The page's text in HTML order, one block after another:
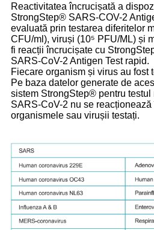
Reactivitatea încrucișată a
StrongStep® SARS-COV-2
evaluată prin testarea diferitelor
CFU/ml), viruși (10⁵ PFU/ML) și
fi reacții încrucișate cu
SARS-CoV-2 Antigen Test rapid.
Fiecare organism și virus au fost
Pe baza datelor generate de
sistem StrongStep® pentru
SARS-CoV-2 nu se reacționează
organismele sau virușii testați.